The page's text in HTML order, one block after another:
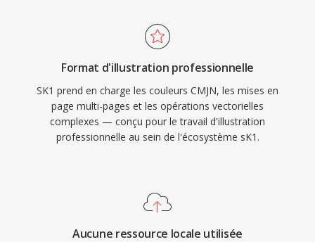
Format d'illustration professionnelle
SK1 prend en charge les couleurs CMJN, les mises en
page multi-pages et les opérations vectorielles
complexes — conçu pour le travail d'illustration
professionnelle au sein de l'écosystème sK1.
Aucune ressource locale utilisée